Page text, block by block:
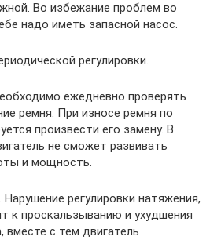
Во избежание проблем во
надо иметь запасной насос.
регулировки.
ежедневно проверять
ремня. При износе ремня по
произвести его замену. В
не сможет развивать
и мощность.
регулировки натяжения,
к проскальзыванию и ухудшения
с тем двигатель